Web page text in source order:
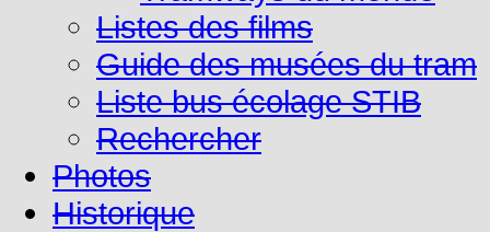
Listes des films
Guide des musées du tram
Liste bus écolage STIB
Rechercher
Photos
Historique